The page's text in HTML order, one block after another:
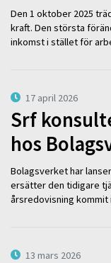
Den 1 oktober 2025
kraft. Den största
inkomst i stället för
17 april 2026
Srf
hos
Bolagsverket har
ersätter den tidigare
årsredovisning kommit
13 mars 2026